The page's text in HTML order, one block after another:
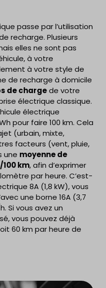
passe par l’utilisation
recharge. Plusieurs
elles ne sont pas
à votre
à votre style de
de recharge à domicile
de chargede votre
électrique classique.
électrique
pour faire 100 km. Cela
(urbain, mixte,
facteurs (vent, pluie,
une moyenne de
km, afin d’exprimer
par heure. C’est-
8A (1,8 kW), vous
une borne 16A (3,7
Si vous avez un
vous pouvez déjà
60 km par heure de